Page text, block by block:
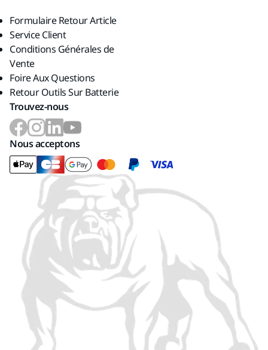
Formulaire Retour Article
Service Client
Conditions Générales de
Vente
Foire Aux Questions
Retour Outils Sur Batterie
Trouvez-nous
Nous acceptons